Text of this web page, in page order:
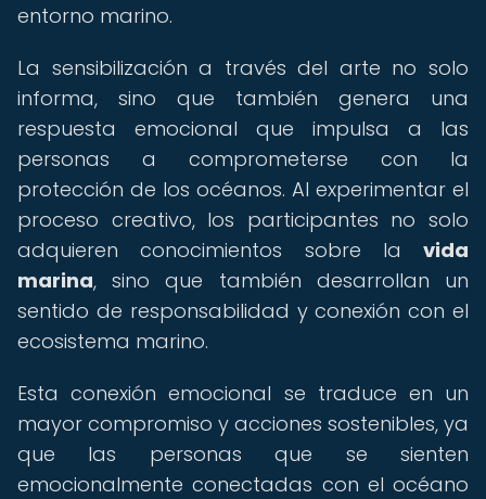
entorno marino.
La sensibilización a través del arte no solo
informa, sino que también genera una
respuesta emocional que impulsa a las
personas a comprometerse con la
protección de los océanos. Al experimentar el
proceso creativo, los participantes no solo
adquieren conocimientos sobre la vida
marina, sino que también desarrollan un
sentido de responsabilidad y conexión con el
ecosistema marino.
Esta conexión emocional se traduce en un
mayor compromiso y acciones sostenibles, ya
que las personas que se sienten
emocionalmente conectadas con el océano